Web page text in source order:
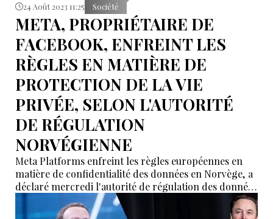
24 Août 2023 11:25 Société
META, PROPRIÉTAIRE DE
FACEBOOK, ENFREINT LES
RÈGLES EN MATIÈRE DE
PROTECTION DE LA VIE
PRIVÉE, SELON L'AUTORITÉ
DE RÉGULATION
NORVÉGIENNE
Meta Platforms enfreint les règles européennes en
matière de confidentialité des données en Norvège, a
déclaré mercredi l'autorité de régulation des données
du pays à un tribunal, dans une affaire qui pourrait
avoir des implications européennes plus larges.